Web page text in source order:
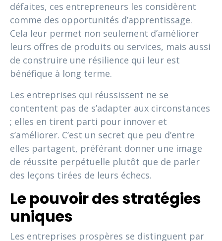
défaites, ces entrepreneurs les considèrent
comme des opportunités d’apprentissage.
Cela leur permet non seulement d’améliorer
leurs offres de produits ou services, mais aussi
de construire une résilience qui leur est
bénéfique à long terme.
Les entreprises qui réussissent ne se
contentent pas de s’adapter aux circonstances
; elles en tirent parti pour innover et
s’améliorer. C’est un secret que peu d’entre
elles partagent, préférant donner une image
de réussite perpétuelle plutôt que de parler
des leçons tirées de leurs échecs.
Le pouvoir des stratégies
uniques
Les entreprises prospères se distinguent par